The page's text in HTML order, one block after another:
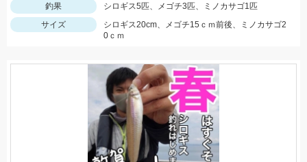
釣果
シロギス5匹、メゴチ3匹、ミノカサゴ1匹
サイズ
シロギス20cm、メゴチ15ｃｍ前後、ミノカサゴ2
0ｃｍ